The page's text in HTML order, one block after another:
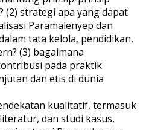
(2) strategi apa yang dapat
Paramalenyep dan
tata kelola, pendidikan,
(3) bagaimana
pada praktik
dan etis di dunia
kualitatif, termasuk
dan studi kasus,